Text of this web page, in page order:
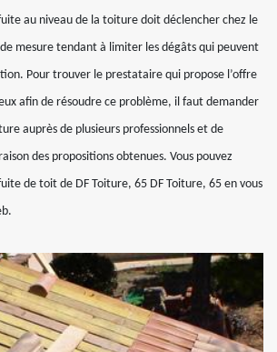
au niveau de la toiture doit déclencher chez le
mesure tendant à limiter les dégâts qui peuvent
Pour trouver le prestataire qui propose l’offre
afin de résoudre ce problème, il faut demander
auprès de plusieurs professionnels et de
des propositions obtenues. Vous pouvez
de toit de DF Toiture, 65 DF Toiture, 65 en vous